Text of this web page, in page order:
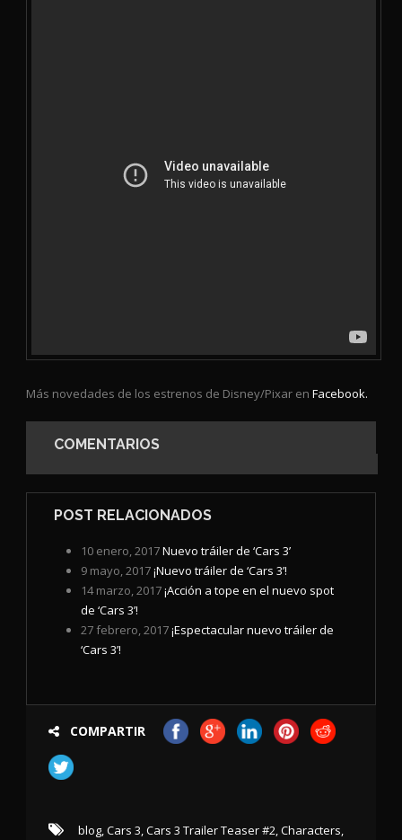
Más novedades de los estrenos de Disney/Pixar en Facebook.
COMENTARIOS
POST RELACIONADOS
10 enero, 2017Nuevo tráiler de ‘Cars 3’
9 mayo, 2017¡Nuevo tráiler de ‘Cars 3’!
14 marzo, 2017¡Acción a tope en el nuevo spot
de ‘Cars 3’!
27 febrero, 2017¡Espectacular nuevo tráiler de
‘Cars 3’!
COMPARTIR
blog,Cars 3,Cars 3 Trailer Teaser #2,Characters,